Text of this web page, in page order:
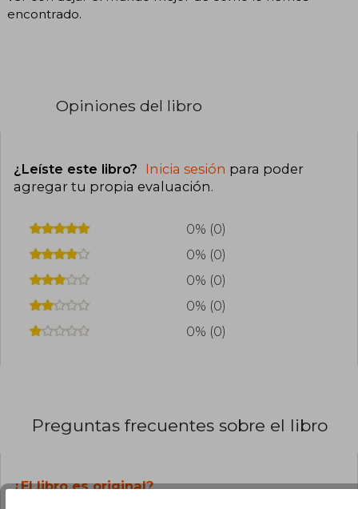
encontrado.
Opiniones del libro
¿Leíste este libro? Inicia sesión para poder
agregar tu propia evaluación.
0% (0)
0% (0)
0% (0)
0% (0)
0% (0)
Preguntas frecuentes sobre el libro
¿El libro es original?